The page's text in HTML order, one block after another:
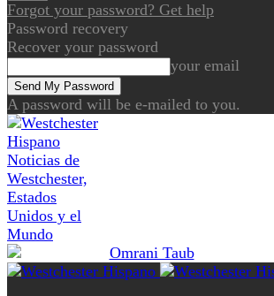
Forgot your password? Get help
Password recovery
Recover your password
your email
A password will be e-mailed to you.
Noticias de
Westchester,
Estados
Unidos y el
Mundo